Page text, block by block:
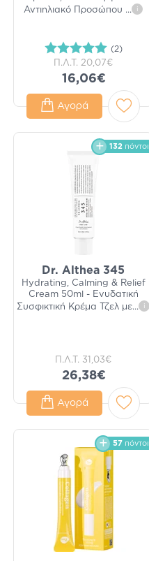
Αντιηλιακό Προσώπου ... i
(2)
Π.Λ.Τ. 20,07€
16,06€
Αγορά
132 πόντοι
Dr. Althea 345
Hydrating, Calming & Relief
Cream 50ml - Ενυδατική
Συσφικτική Κρέμα Τζελ με... i
Π.Λ.Τ. 31,03€
26,38€
Αγορά
57 πόντοι